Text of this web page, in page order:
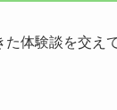
体験談を交え